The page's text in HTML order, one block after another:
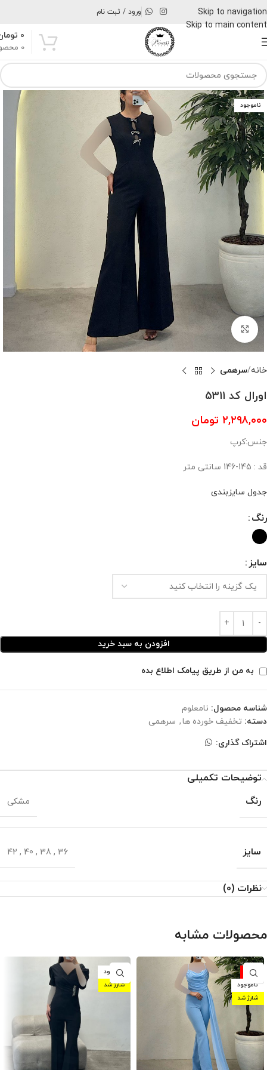
Skip to navigation
Skip to main content
ورود / ثبت نام
0
۰
ناموجود
بزرگنمایی تصویر
خانه سرهمی
اورال کد 5311
۲,۲۹۸,۰۰۰ تومان
جنس:کرپ
قد : 145-146 سانتی متر
جدول سایزبندی
رنگ
سایز
افزودن به سبد خرید
به من از طریق پیامک اطلاع بده
شناسه محصول: نامعلوم
دسته: تخفیف خورده ها, سرهمی
اشتراک گذاری:
توضیحات تکمیلی
رنگ
مشکی
سایز 36
,
38
,
40
,
42
نظرات (0)
محصولات مشابه
-10%
ناموجود
شارژ شد
ناموجود
شارژ شد